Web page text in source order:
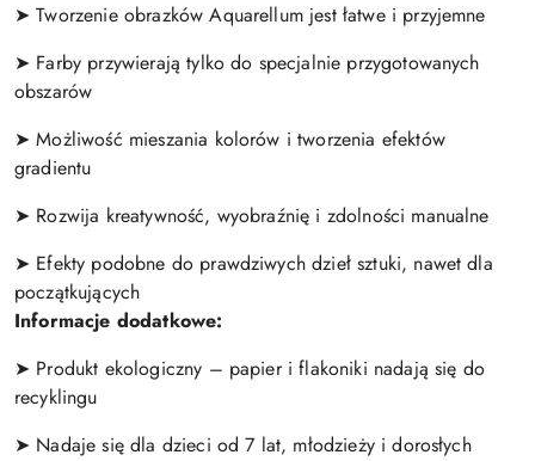
➤ Tworzenie obrazków Aquarellum jest łatwe i przyjemne
➤ Farby przywierają tylko do specjalnie przygotowanych
obszarów
➤ Możliwość mieszania kolorów i tworzenia efektów
gradientu
➤ Rozwija kreatywność, wyobraźnię i zdolności manualne
➤ Efekty podobne do prawdziwych dzieł sztuki, nawet dla
początkujących
Informacje dodatkowe:
➤ Produkt ekologiczny – papier i flakoniki nadają się do
recyklingu
➤ Nadaje się dla dzieci od 7 lat, młodzieży i dorosłych